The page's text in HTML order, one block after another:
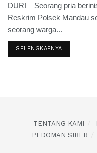
DURI – Seorang pria
Reskrim Polsek Mandau
seorang warga...
SELENGKAPNYA
TENTANG KAMI
PEDOMAN SIBER